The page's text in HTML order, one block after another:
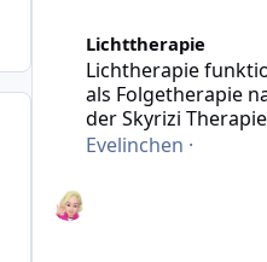
Lichttherapie
Lichtherapie
als Folgetherapie
der Skyrizi Therapie
Evelinchen ·